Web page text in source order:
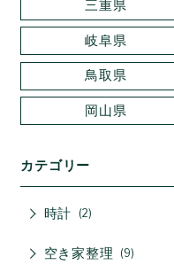
三重県
岐阜県
鳥取県
岡山県
カテゴリー
時計 2
空き家整理 9